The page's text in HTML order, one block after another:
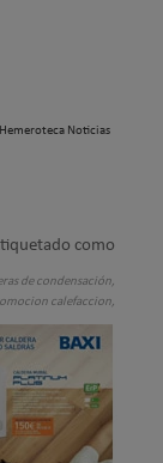
Hemeroteca Noticias
como
de condensación,
calefaccion,